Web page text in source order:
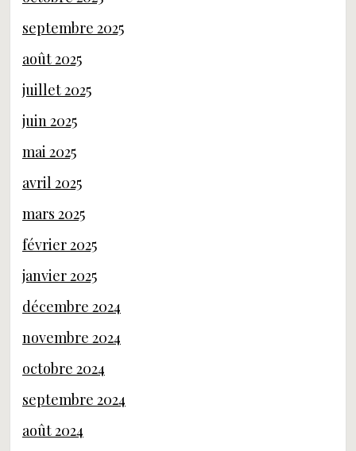
septembre 2025
août 2025
juillet 2025
juin 2025
mai 2025
avril 2025
mars 2025
février 2025
janvier 2025
décembre 2024
novembre 2024
octobre 2024
septembre 2024
août 2024